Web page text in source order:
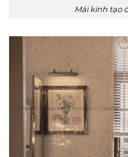
Mái kính tạo